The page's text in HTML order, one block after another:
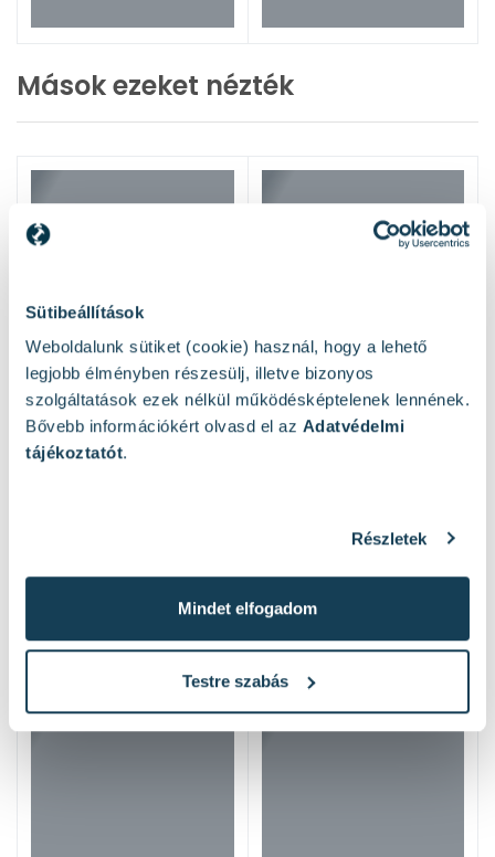
Sütibeállítások
Weboldalunk sütiket (cookie) használ, hogy a lehető
legjobb élményben részesülj, illetve bizonyos
szolgáltatások ezek nélkül működésképtelenek lennének.
Bővebb információkért olvasd el az Adatvédelmi
tájékoztatót.
Részletek
Mindet elfogadom
Testre szabás
Mások ezeket nézték
Hasonló termékek